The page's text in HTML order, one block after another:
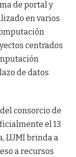
de portal y
en varios
centrados
de datos
consorcio de
el 13
LUMI brinda a
a recursos